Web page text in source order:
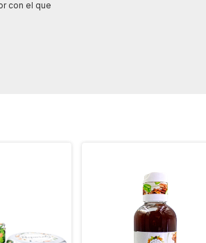
con el que